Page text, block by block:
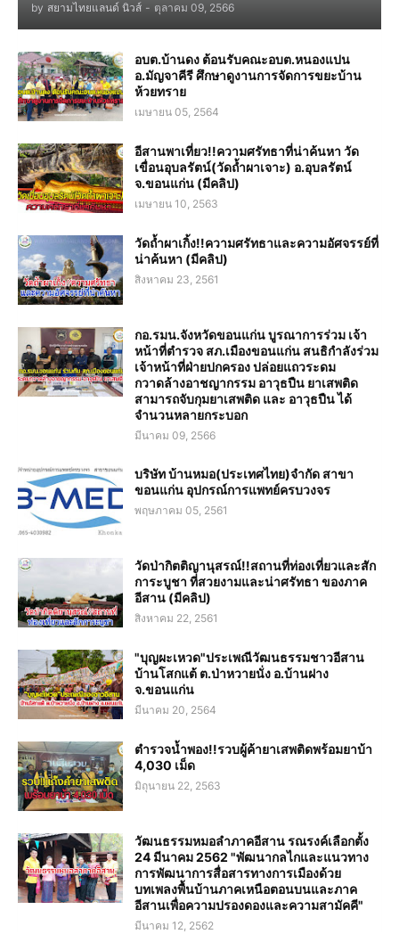
by สยามไทยแลนด์ นิวส์ - ตุลาคม 09, 2566
อบต.บ้านดง ต้อนรับคณะอบต.หนองแปน
อ.มัญจาคีรี ศึกษาดูงานการจัดการขยะบ้าน
ห้วยทราย
เมษายน 05, 2564
อีสานพาเที่ยว!!ความศรัทธาที่น่าค้นหา วัด
เขื่อนอุบลรัตน์(วัดถ้ำผาเจาะ) อ.อุบลรัตน์
จ.ขอนแก่น (มีคลิป)
เมษายน 10, 2563
วัดถ้ำผาเกิ้ง!!ความศรัทธาและความอัศจรรย์ที่
น่าค้นหา (มีคลิป)
สิงหาคม 23, 2561
กอ.รมน.จังหวัดขอนแก่น บูรณาการร่วม เจ้า
หน้าที่ตำรวจ สภ.เมืองขอนแก่น สนธิกำลังร่วม
เจ้าหน้าที่ฝ่ายปกครอง ปล่อยแถวระดม
กวาดล้างอาชญากรรม อาวุธปืน ยาเสพติด
สามารถจับกุมยาเสพติด และ อาวุธปืน ได้
จำนวนหลายกระบอก
มีนาคม 09, 2566
บริษัท บ้านหมอ(ประเทศไทย)จำกัด สาขา
ขอนแก่น อุปกรณ์การแพทย์ครบวงจร
พฤษภาคม 05, 2561
วัดป่ากิตติญานุสรณ์!!สถานที่ท่องเที่ยวและสัก
การะบูชา ที่สวยงามและน่าศรัทธา ของภาค
อีสาน (มีคลิป)
สิงหาคม 22, 2561
"บุญผะเหวด"ประเพณีวัฒนธรรมชาวอีสาน
บ้านโสกแต้ ต.ป่าหวายนั่ง อ.บ้านฝาง
จ.ขอนแก่น
มีนาคม 20, 2564
ตำรวจน้ำพอง!!รวบผู้ค้ายาเสพติดพร้อมยาบ้า
4,030 เม็ด
มิถุนายน 22, 2563
วัฒนธรรมหมอลำภาคอีสาน รณรงค์เลือกตั้ง
24 มีนาคม 2562 "พัฒนากลไกและแนวทาง
การพัฒนาการสื่อสารทางการเมืองด้วย
บทเพลงพื้นบ้านภาคเหนือตอนบนและภาค
อีสานเพื่อความปรองดองและความสามัคคี"
มีนาคม 12, 2562